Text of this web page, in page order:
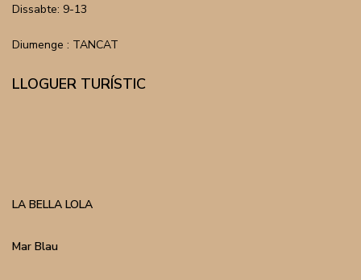
Dissabte: 9-13
Diumenge : TANCAT
LLOGUER TURÍSTIC
LA BELLA LOLA
Mar Blau